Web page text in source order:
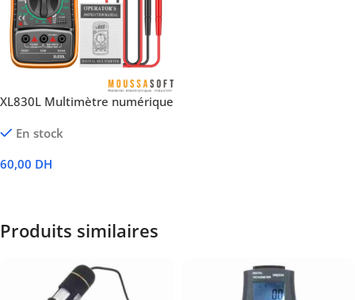
XL830L Multimètre numérique
En stock
60,00 DH
Produits similaires